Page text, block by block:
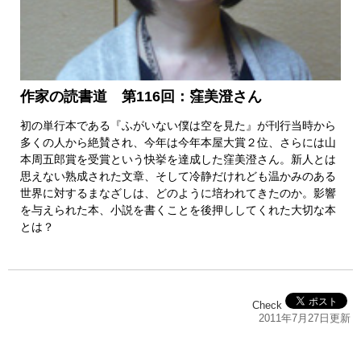
作家の読書道 第116回：窪美澄さん
初の単行本である『ふがいない僕は空を見た』が刊行当時から
多くの人から絶賛され、今年は今年本屋大賞２位、さらには山
本周五郎賞を受賞という快挙を達成した窪美澄さん。新人とは
思えない熟成された文章、そして冷静だけれども温かみのある
世界に対するまなざしは、どのように培われてきたのか。影響
を与えられた本、小説を書くことを後押ししてくれた大切な本
とは？
Check
2011年7月27日更新